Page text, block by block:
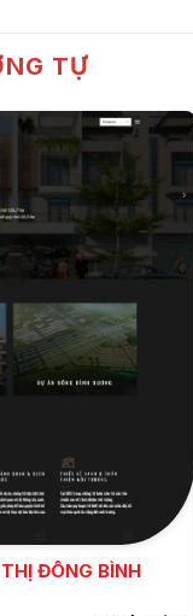
TỰ
MẪU
DEMO
ĐÔNG BÌNH